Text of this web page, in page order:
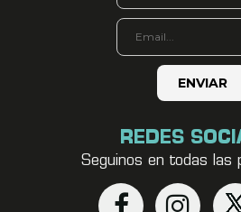
REDES
Seguinos en todas las